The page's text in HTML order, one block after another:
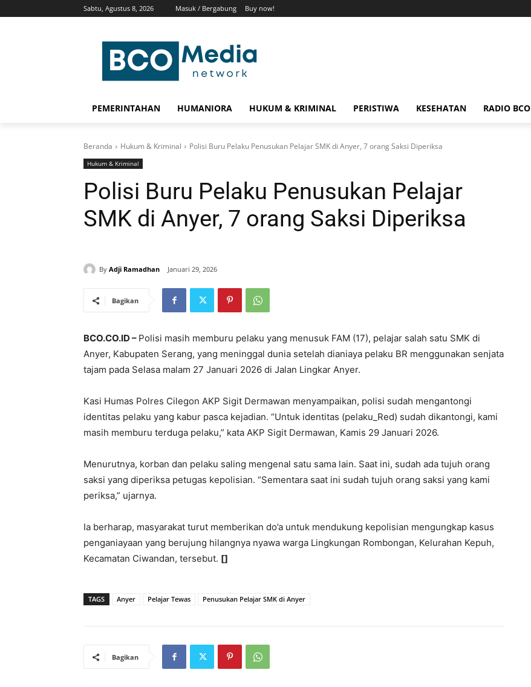
Sabtu, Agustus 8, 2026 Masuk / Bergabung Buy now!
PEMERINTAHAN HUMANIORA HUKUM & KRIMINAL PERISTIWA KESEHATAN RADIO BCO
Beranda Hukum & Kriminal Polisi Buru Pelaku Penusukan Pelajar SMK di Anyer, 7 orang Saksi Diperiksa
Hukum & Kriminal
Polisi Buru Pelaku Penusukan Pelajar
SMK di Anyer, 7 orang Saksi Diperiksa
By Adji Ramadhan Januari 29, 2026
Bagikan
BCO.CO.ID – Polisi masih memburu pelaku yang menusuk FAM (17), pelajar salah satu SMK di
Anyer, Kabupaten Serang, yang meninggal dunia setelah dianiaya pelaku BR menggunakan senjata
tajam pada Selasa malam 27 Januari 2026 di Jalan Lingkar Anyer.
Kasi Humas Polres Cilegon AKP Sigit Dermawan menyampaikan, polisi sudah mengantongi
identitas pelaku yang kabur pasca kejadian. “Untuk identitas (pelaku_Red) sudah dikantongi, kami
masih memburu terduga pelaku,” kata AKP Sigit Dermawan, Kamis 29 Januari 2026.
Menurutnya, korban dan pelaku saling mengenal satu sama lain. Saat ini, sudah ada tujuh orang
saksi yang diperiksa petugas kepolisian. “Sementara saat ini sudah tujuh orang saksi yang kami
periksa,” ujarnya.
Ia berharap, masyarakat turut memberikan do’a untuk mendukung kepolisian mengungkap kasus
penganiayaan yang berujung hilangnya nyawa warga Lingkungan Rombongan, Kelurahan Kepuh,
Kecamatan Ciwandan, tersebut. []
TAGS Anyer Pelajar Tewas Penusukan Pelajar SMK di Anyer
Bagikan